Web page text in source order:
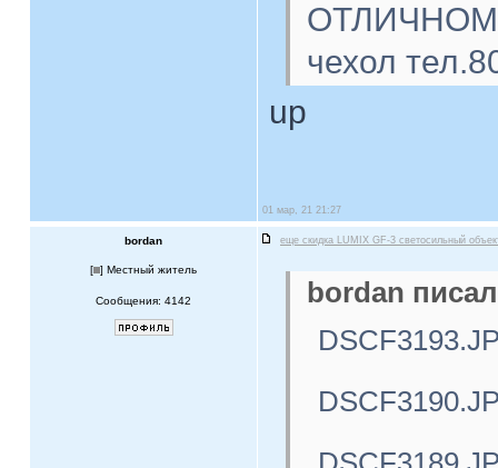
ОТЛИЧНОМ
чехол
up
01 мар, 21 21:27
bordan еще скидка LUMIX GF-3 светосильный
[ ] Местный житель
Сообщения: 4142
bordan